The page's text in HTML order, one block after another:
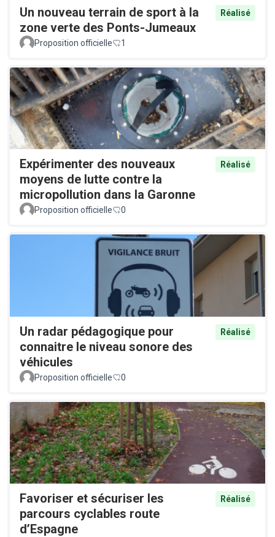
Un nouveau terrain de sport à la
zone verte des Ponts-Jumeaux
Réalisé
Proposition officielle 1
Expérimenter des nouveaux
moyens de lutte contre la
micropollution dans la Garonne
Réalisé
Proposition officielle 0
Un radar pédagogique pour
connaitre le niveau sonore des
véhicules
Réalisé
Proposition officielle 0
Favoriser et sécuriser les
parcours cyclables route
d’Espagne
Réalisé